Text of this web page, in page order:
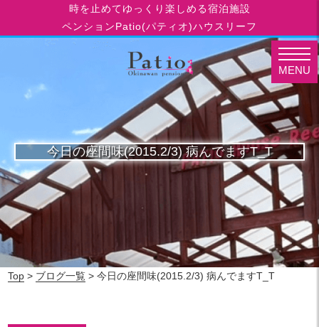
時を止めてゆっくり楽しめる宿泊施設
ペンションPatio(パティオ)ハウスリーフ
今日の座間味(2015.2/3) 病んでますT_T
Top > ブログ一覧 > 今日の座間味(2015.2/3) 病んでますT_T
MENU